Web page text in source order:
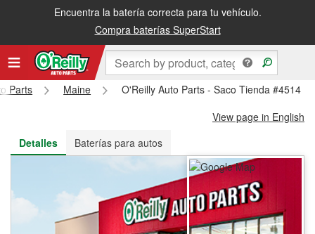
Encuentra la batería correcta para tu vehículo.
Compra baterías SuperStart
Recibe tu orden gratis al día siguiente o recógela en la tienda
Parts Maine
O'Reilly Auto Parts - Saco Tienda #4514
View page in English
Detalles
Baterías para autos